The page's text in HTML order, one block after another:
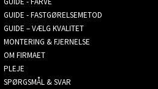
GUIDE - FASTGØRELSEMETOD
GUIDE – VÆLG KVALITET
MONTERING & FJERNELSE
OM FIRMAET
PLEJE
SPØRGSMÅL & SVAR